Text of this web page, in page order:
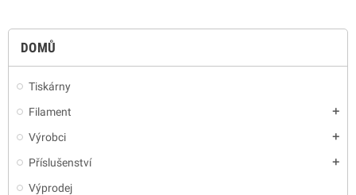
DOMŮ
Tiskárny
Filament
add
Výrobci add
Příslušenství add
Výprodej